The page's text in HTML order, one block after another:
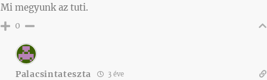
Mi megyunk az tuti.
0
Palacsintateszta 3 éve